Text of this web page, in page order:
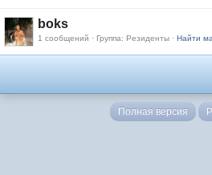
boks
1 сообщений · Группа: Резиденты · Найти
Полная версия